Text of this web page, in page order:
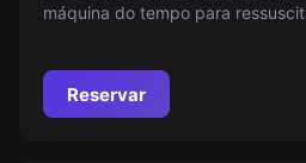
máquina do tempo para
Reservar